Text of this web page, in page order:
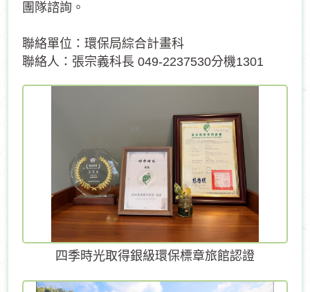
團隊諮詢。
聯絡單位：環保局綜合計畫科
聯絡人：張宗義科長 049-2237530分機1301
四季時光取得銀級環保標章旅館認證